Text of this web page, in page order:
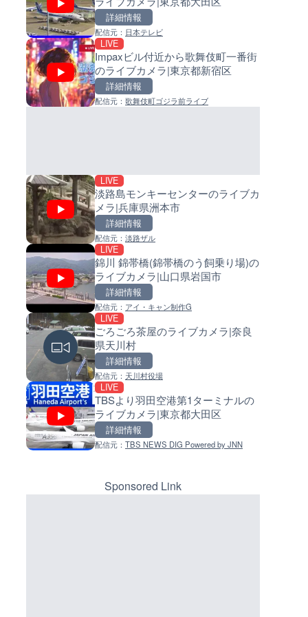
詳細情報
配信元： 日本テレビ
LIVE
Impaxビル付近から歌舞伎町一番街
のライブカメラ|東京都新宿区
詳細情報
配信元： 歌舞伎町ゴジラ前ライブ
LIVE
淡路島モンキーセンターのライブカ
メラ|兵庫県洲本市
詳細情報
配信元： 淡路ザル
LIVE
錦川 錦帯橋(錦帯橋のう飼乗り場)の
ライブカメラ|山口県岩国市
詳細情報
配信元： アイ・キャン制作G
LIVE
ごろごろ茶屋のライブカメラ|奈良
県天川村
詳細情報
配信元： 天川村役場
LIVE
TBSより羽田空港第1ターミナルの
ライブカメラ|東京都大田区
詳細情報
配信元： TBS NEWS DIG Powered by JNN
Impaxビル付近から歌舞伎町
のライブカメラ|東京都新宿区
配信元：歌舞伎町ゴジラ前ライブ
国道406号 菅平のライブカメ
野県上田市
配信元：
手結港(YASU海の駅クラブ)の
長野県道45号 扇沢・駐車場付
ライブカメラ|長野県大町市
配信元：長野県庁
イブカメラ|北海道羅臼町
詳細情報
小浦川水門付近から小浦海水
ライブカメラ|和歌山県日高町
配信元：日高町役場
導目木川 花立砂防堰堤下流の
ブカメラ|福岡県朝倉市
配信元：
常呂川 鹿ノ子ダムのライブカ
天塩川 岩尾内ダムのライブカ
北海道士別市
配信元：国土交通省 北海道開発局
ラ|東京都品川区
詳細情報
Sponsored Link